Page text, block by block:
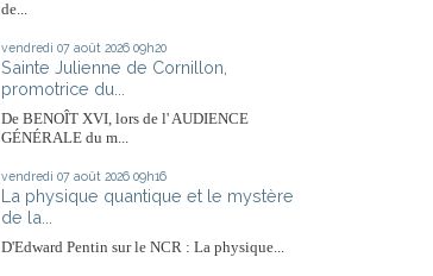
de...
vendredi 07 août 2026 09h20
Sainte Julienne de Cornillon,
promotrice du...
De BENOÎT XVI, lors de l' AUDIENCE
GÉNÉRALE du m...
vendredi 07 août 2026 09h16
La physique quantique et le mystère
de la...
D'Edward Pentin sur le NCR : La physique...